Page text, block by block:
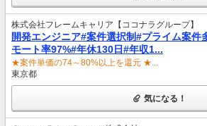
株式会社フレームキャリア【ココナラグループ】
開発エンジニア#案件選択制#プライム案件
モート率97%#年休130日#年収1...
★案件単価の74～80%以上を還元 ★...
東京都
気になる！